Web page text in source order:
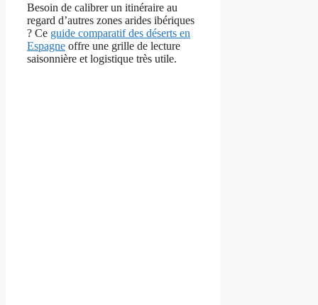
Besoin de calibrer un itinéraire au
regard d’autres zones arides ibériques
? Ce guide comparatif des déserts en
Espagne offre une grille de lecture
saisonnière et logistique très utile.